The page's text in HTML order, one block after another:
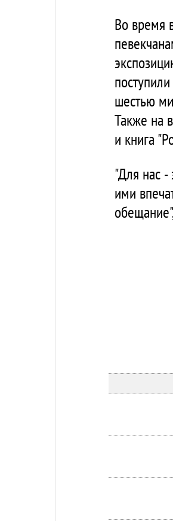
Во время
шестью
Также на
и книга
"Для нас -
ими